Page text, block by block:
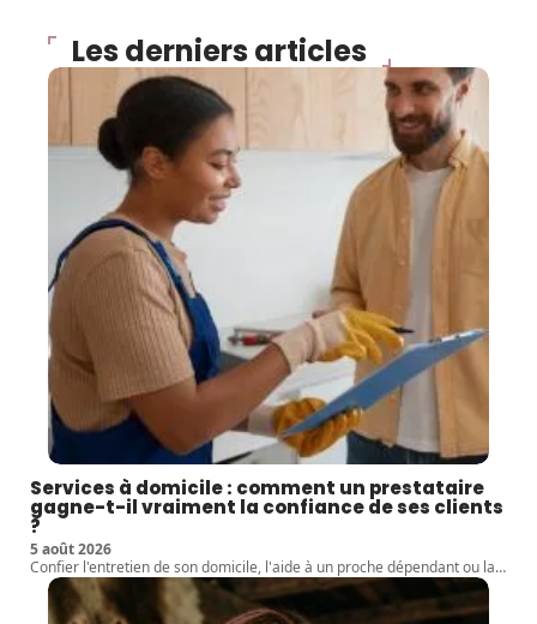
Les derniers articles
Services à domicile : comment un prestataire
gagne-t-il vraiment la confiance de ses clients
?
5 août 2026
Confier l'entretien de son domicile, l'aide à un proche dépendant ou la…